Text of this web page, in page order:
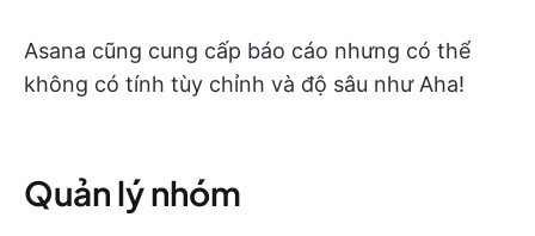
Asana cũng cung cấp báo cáo nhưng có thể
không có tính tùy chỉnh và độ sâu như Aha!
Quản lý nhóm